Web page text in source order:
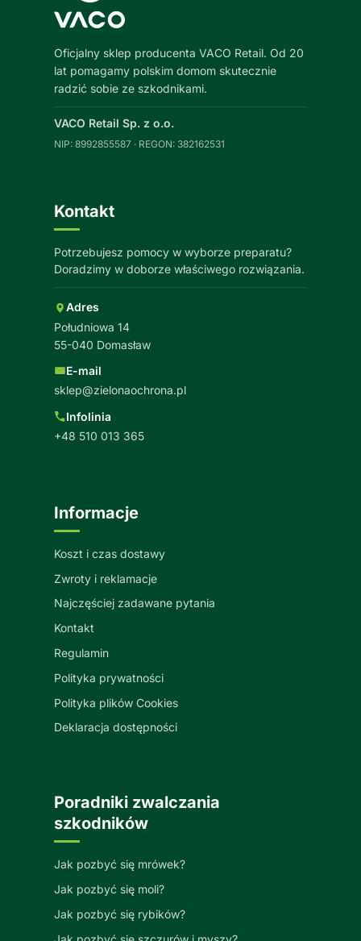
Oficjalny sklep producenta VACO Retail. Od 20
lat pomagamy polskim domom skutecznie
radzić sobie ze szkodnikami.
VACO Retail Sp. z o.o.
NIP: 8992855587 · REGON: 382162531
Kontakt
Potrzebujesz pomocy w wyborze preparatu?
Doradzimy w doborze właściwego rozwiązania.
Adres
Południowa 14
55-040 Domasław
E-mail
sklep@zielonaochrona.pl
Infolinia
+48 510 013 365
Informacje
Koszt i czas dostawy
Zwroty i reklamacje
Najczęściej zadawane pytania
Kontakt
Regulamin
Polityka prywatności
Polityka plików Cookies
Deklaracja dostępności
Poradniki zwalczania
szkodników
Jak pozbyć się mrówek?
Jak pozbyć się moli?
Jak pozbyć się rybików?